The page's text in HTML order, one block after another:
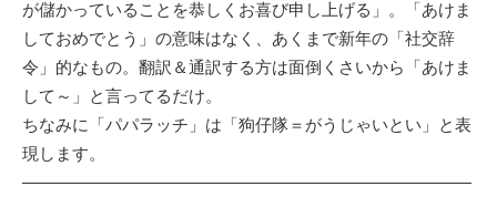
が儲かっていることを恭しくお喜び申し上げる」。「あけま
しておめでとう」の意味はなく、あくまで新年の「社交辞
令」的なもの。翻訳＆通訳する方は面倒くさいから「あけま
して～」と言ってるだけ。
ちなみに「パパラッチ」は「狗仔隊＝がうじゃいとい」と表
現します。
———————————————————————————